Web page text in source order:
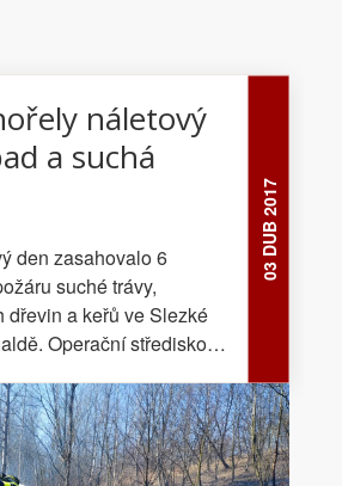
03 DUB 2017
náletový
a suchá
den zasahovalo 6
suché trávy,
dřevin a keřů ve Slezké
Operační středisko
jedné hodině odpolední.
vysláno 6 jednotek
ze stanic HZS MSK ve